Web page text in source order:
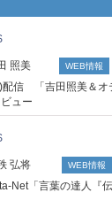
田 照美 WEB情報
信 「吉田照美＆オ
ュー
秩 弘将 WEB情報
Net「言葉の達人『